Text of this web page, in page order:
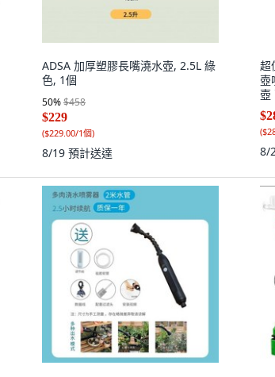
ADSA 加厚塑膠長嘴澆水壺, 2.5L 綠
色, 1個
50%$458
$229
($229.00/1個)
8/19 預計送達
超
壺
壺
加
(
8/